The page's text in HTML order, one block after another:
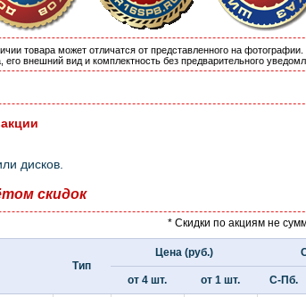
товара может отличатся от представленного на фотографии.
его внешний вид и комплектность без предварительного
дисков.
скидок
* Скидки по акциям не
Тип
Цена (руб.)
от 4 шт.
от 1 шт. С-Пб.